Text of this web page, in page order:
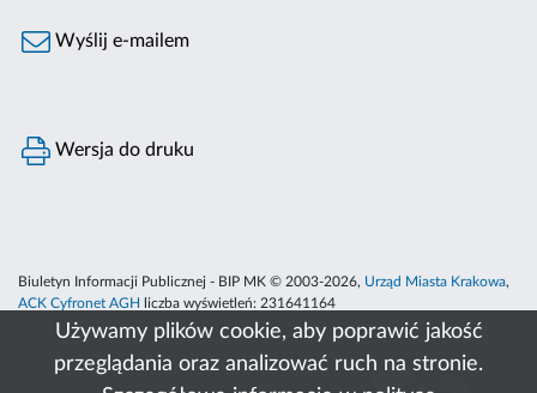
Używamy plików cookie, aby poprawić jakość
przeglądania oraz analizować ruch na stronie.
Wyślij e-mailem
Wersja do druku
Biuletyn Informacji Publicznej - BIP MK © 2003-2026, Urząd Miasta Krakowa,
ACK Cyfronet AGH
liczba wyświetleń: 231641164